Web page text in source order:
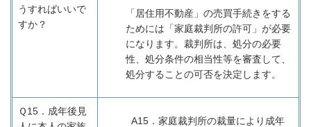
うすればいいで
すか？
「居住用不動産」の売買手続きをする
ためには「家庭裁判所の許可」が必要
になります。裁判所は、処分の必要
性、処分条件の相当性等を審査して、
処分することの可否を決定します。
Ｑ15． 成年後見
A15 ．家庭裁判所の裁量により成年